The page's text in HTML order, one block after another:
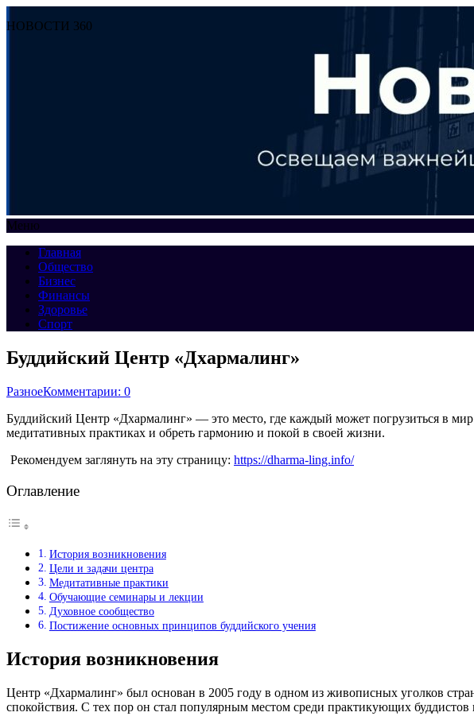
НОВОСТИ 360
Меню
Главная
Общество
Бизнес
Финансы
Здоровье
Спорт
Буддийский Центр «Дхармалинг»
РазноеКомментарии: 0
Буддийский Центр «Дхармалинг» — это место, где каждый может погрузиться в
медитативных практиках и обреть гармонию и покой в своей жизни.
Рекомендуем заглянуть на эту страницу: https://dharma-ling.info/
Оглавление
История возникновения
Цели и задачи центра
Медитативные практики
Обучающие семинары и лекции
Духовное сообщество
Постижение основных принципов буддийского учения
История возникновения
Центр «Дхармалинг» был основан в 2005 году в одном из живописных уголков
спокойствия. С тех пор он стал популярным местом среди практикующих